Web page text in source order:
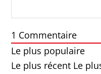
1 Commentaire
Le plus populaire
Le plus récent Le